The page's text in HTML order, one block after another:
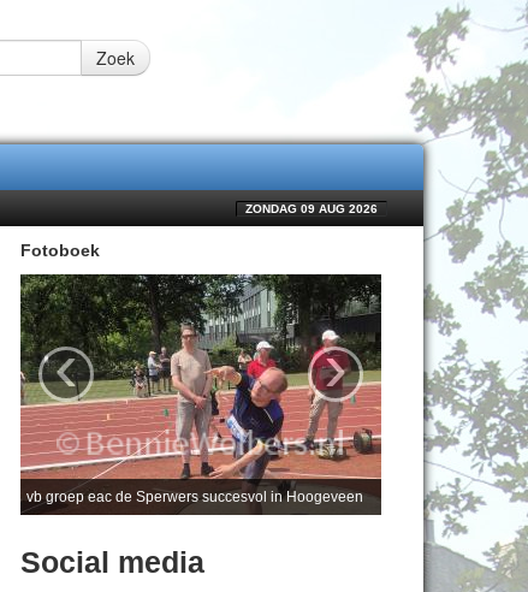
Zoek
ZONDAG 09 AUG 2026
Fotoboek
vb groep eac de Sperwers succesvol in Hoogeveen
‹ ›
Social media